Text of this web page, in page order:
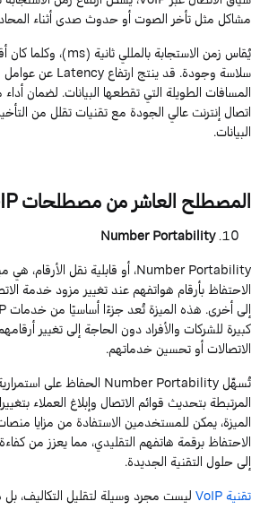
مشاكل مثل تأخر الصوت أو حدوث صدى أثناء
يُقاسزمنالاستجابةبالملليثانية(
ms)، وكلماكان
سلاسةوجودة. قدينتج ارتفاعLatencyعن عوامل
المسافات الطويلة التي تقطعها البيانات. لضمان
اتصال إنترنت عالي الجودة مع تقنيات تقلل من
البيانات.
المصطلحالعاشرمنمصطلحات
NumberPortability
Number Portability،أو قابليةنقلالأرقام، هي
الاحتفاظبأرقامهواتفهمعندتغييرمزودخدمة
إلىأخرى. هذهالميزةتُعدجزءًاأساسيًا منخدمات
كبيرة للشركات والأفراد دون الحاجة إلى تغيير
الاتصالات أو تحسين خدماتهم.
تُسهّلNumber Portability الحفاظعلى
المرتبطةبتحديثقوائمالاتصالوإبلاغ العملاء
الميزة،يمكنللمستخدمينالاستفادةمنمزايا
الاحتفاظ برقمة هاتفهم التقليدي، مما يعزز من
إلى حلول التقنية الجديدة.
تقنيةVoIPليست مجرد وسيلة لتقليل التكاليف،